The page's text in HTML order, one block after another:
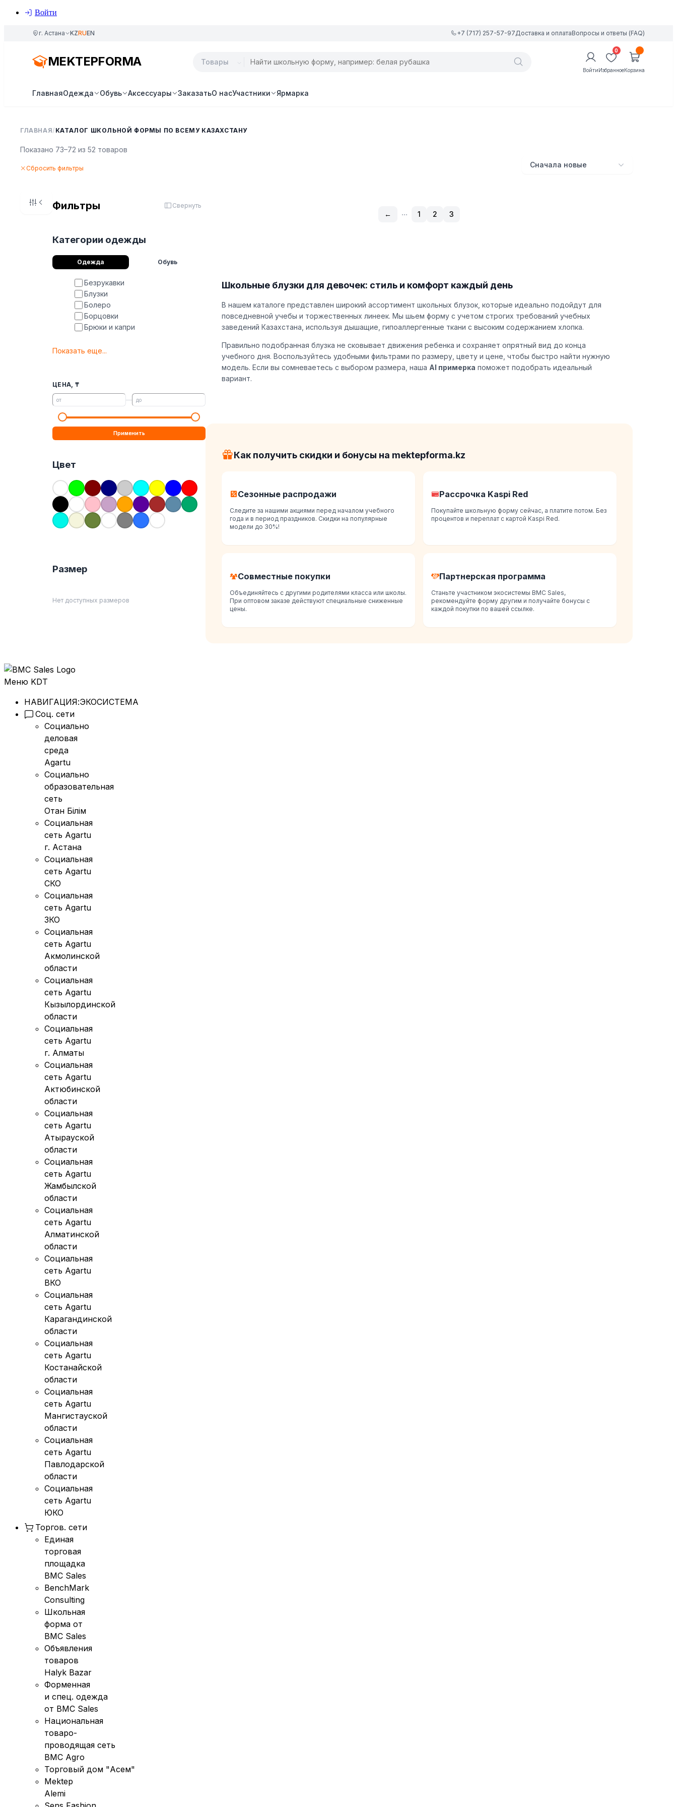
Войти
г. Астана KZRUEN +7 (717) 257-57-97Доставка и оплатаВопросы и ответы (FAQ)
MEKTEPFORMA
Войти
0
ИзбранноеКорзина
ГлавнаяОдежда Обувь Аксессуары ЗаказатьО насУчастники Ярмарка
ГЛАВНАЯ/ КАТАЛОГ ШКОЛЬНОЙ ФОРМЫ ПО ВСЕМУ КАЗАХСТАНУ
Показано 73–72 из 52 товаров
Сбросить фильтры Сначала новые
Фильтры Свернуть
Категории одежды
Одежда Обувь
Безрукавки
Блузки
Болеро
Борцовки
Брюки и капри
Показать еще...
ЦЕНА, ₸
от — до
Применить
Цвет
Размер
Нет доступных размеров
← ... 1 2 3
Школьные блузки для девочек: стиль и комфорт каждый день
В нашем каталоге представлен широкий ассортимент школьных блузок, которые идеально подойдут для
повседневной учебы и торжественных линеек. Мы шьем форму с учетом строгих требований учебных
заведений Казахстана, используя дышащие, гипоаллергенные ткани с высоким содержанием хлопка.
Правильно подобранная блузка не сковывает движения ребенка и сохраняет опрятный вид до конца
учебного дня. Воспользуйтесь удобными фильтрами по размеру, цвету и цене, чтобы быстро найти нужную
модель. Если вы сомневаетесь с выбором размера, наша AI примерка поможет подобрать идеальный
вариант.
Как получить скидки и бонусы на mektepforma.kz
Сезонные распродажи
Следите за нашими акциями перед началом учебного
года и в период праздников. Скидки на популярные
модели до 30%!
Рассрочка Kaspi Red
Покупайте школьную форму сейчас, а платите потом. Без
процентов и переплат с картой Kaspi Red.
Совместные покупки
Объединяйтесь с другими родителями класса или школы.
При оптовом заказе действуют специальные сниженные
цены.
Партнерская программа
Станьте участником экосистемы BMC Sales,
рекомендуйте форму другим и получайте бонусы с
каждой покупки по вашей ссылке.
Меню KDT
НАВИГАЦИЯ:ЭКОСИСТЕМА
Соц. сети
Социально
деловая
среда
Agartu
Социально
образовательная
сеть
Отан Бiлiм
Социальная
сеть Agartu
г. Астана
Социальная
сеть Agartu
СКО
Социальная
сеть Agartu
ЗКО
Социальная
сеть Agartu
Акмолинской
области
Социальная
сеть Agartu
Кызылординской
области
Социальная
сеть Agartu
г. Алматы
Социальная
сеть Agartu
Актюбинской
области
Социальная
сеть Agartu
Атырауской
области
Социальная
сеть Agartu
Жамбылской
области
Социальная
сеть Agartu
Алматинской
области
Социальная
сеть Agartu
ВКО
Социальная
сеть Agartu
Карагандинской
области
Социальная
сеть Agartu
Костанайской
области
Социальная
сеть Agartu
Мангистауской
области
Социальная
сеть Agartu
Павлодарской
области
Социальная
сеть Agartu
ЮКО
Торгов. сети
Единая
торговая
площадка
BMC Sales
BenchMark
Consulting
Школьная
форма от
BMC Sales
Объявления
товаров
Halyk Bazar
Форменная
и спец. одежда
от BMC Sales
Национальная
товаро-
проводящая сеть
BMC Agro
Торговый дом "Асем"
Mektep
Alemi